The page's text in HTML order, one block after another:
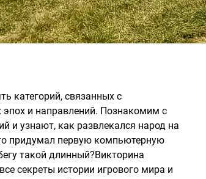
категорий, связанных с
и направлений. Познакомим с
и узнают, как развлекался народ на
придумал первую компьютерную
такой длинный?Викторина
секреты истории игрового мира и